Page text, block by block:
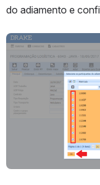
do adiamento e
Abrir